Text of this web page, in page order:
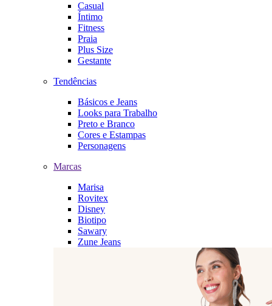
Casual
Íntimo
Fitness
Praia
Plus Size
Gestante
Tendências
Básicos e Jeans
Looks para Trabalho
Preto e Branco
Cores e Estampas
Personagens
Marcas
Marisa
Rovitex
Disney
Biotipo
Sawary
Zune Jeans